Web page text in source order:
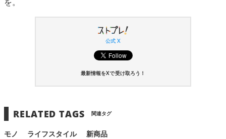
を。
公式 X
最新情報をXで受け取ろう！
RELATED TAGS 関連タグ
モノ ライフスタイル 新商品